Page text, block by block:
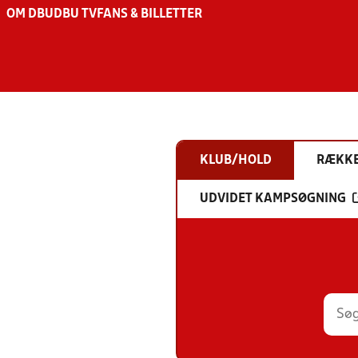
OM DBU DBU TV FANS & BILLETTER
KLUB/HOLD
UDVIDET KAMPSØGNING